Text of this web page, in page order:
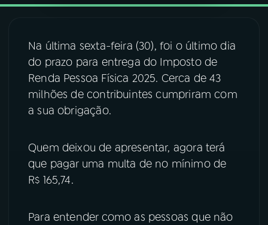
ÚLTIMAS
08FESTIVAL DE MÚSICA
ACOMPANHE A RÁDIO NACIONAL
YouTube
Na última sexta-feira (30), foi o último dia
do prazo para entrega do Imposto de
Renda Pessoa Física 2025. Cerca de 43
milhões de contribuintes cumpriram com
a sua obrigação.
Quem deixou de apresentar, agora terá
que pagar uma multa de no mínimo de
R$ 165,74.
Para entender como as pessoas que não